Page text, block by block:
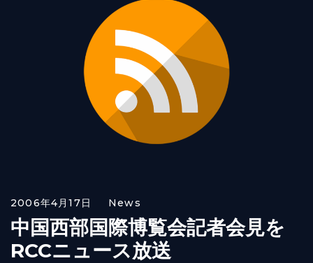
2006年4月17日 News
中国西部国際博覧会記者会見を
RCCニュース放送